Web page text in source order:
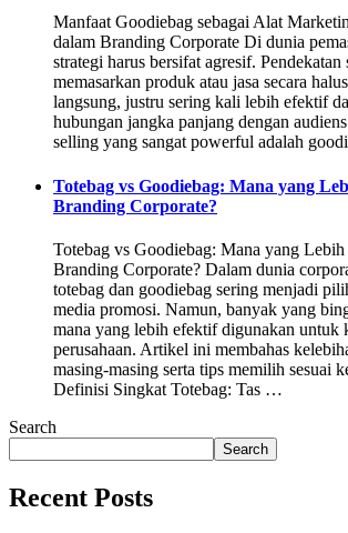
Manfaat Goodiebag sebagai Alat
dalam Branding Corporate Di dunia
strategi harus bersifat agresif.
memasarkan produk atau jasa secara
langsung, justru sering kali lebih efektif
hubungan jangka panjang dengan
selling yang sangat powerful adalah
Totebag vs Goodiebag: Mana yang
Branding Corporate?
Totebag vs Goodiebag: Mana yang
Branding Corporate? Dalam dunia
totebag dan goodiebag sering menjadi
media promosi. Namun, banyak yang
mana yang lebih efektif digunakan untuk
perusahaan. Artikel ini membahas
masing-masing serta tips memilih sesuai
Definisi Singkat Totebag: Tas …
Search
Search
Recent Posts